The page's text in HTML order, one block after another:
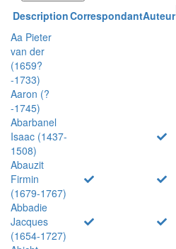
DescriptionCorrespondantAuteur
Aa Pieter
van der
(1659?
-1733)
Aaron (?
-1745)
Abarbanel
Isaac (1437-
1508)
Abauzit
Firmin
(1679-1767)
Abbadie
Jacques
(1654-1727)